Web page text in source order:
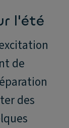
l'été
de
des